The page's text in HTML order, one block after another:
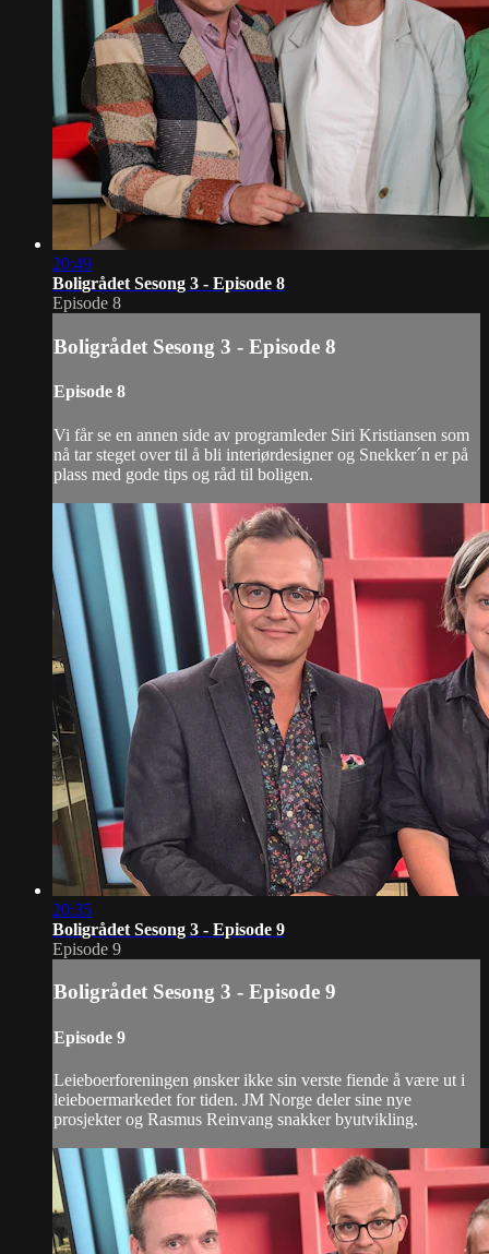
20:49
Boligrådet Sesong 3 - Episode 8
Episode 8
Boligrådet Sesong 3 - Episode 8
Episode 8
Vi får se en annen side av programleder Siri Kristiansen som
nå tar steget over til å bli interiørdesigner og Snekker´n er på
plass med gode tips og råd til boligen.
20:35
Boligrådet Sesong 3 - Episode 9
Episode 9
Boligrådet Sesong 3 - Episode 9
Episode 9
Leieboerforeningen ønsker ikke sin verste fiende å være ut i
leieboermarkedet for tiden. JM Norge deler sine nye
prosjekter og Rasmus Reinvang snakker byutvikling.